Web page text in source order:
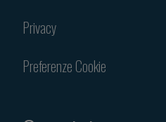
Privacy
Preferenze Cookie